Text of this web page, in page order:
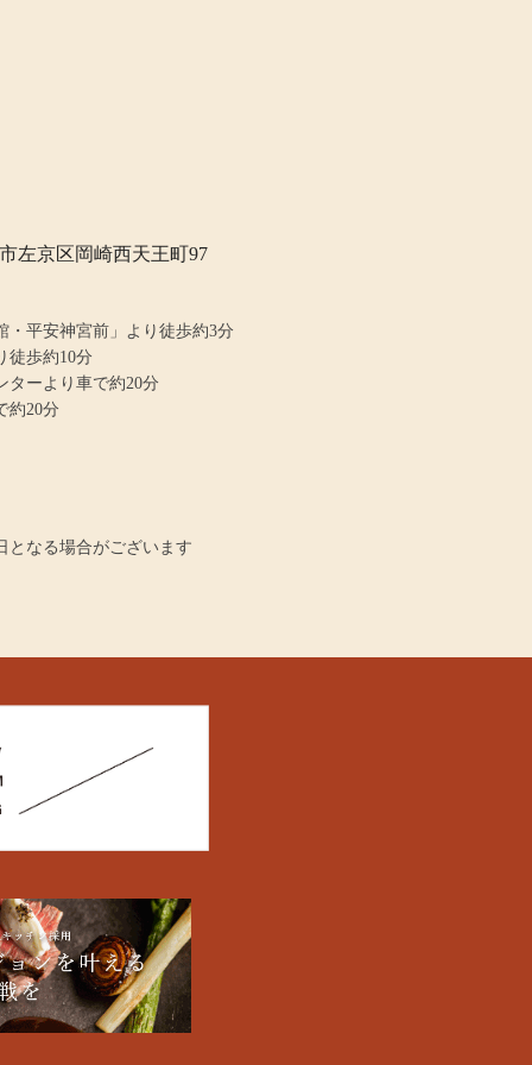
左京区岡崎西天王町97
・平安神宮前」より徒歩約3分
徒歩約10分
ターより車で約20分
約20分
なる場合がございます